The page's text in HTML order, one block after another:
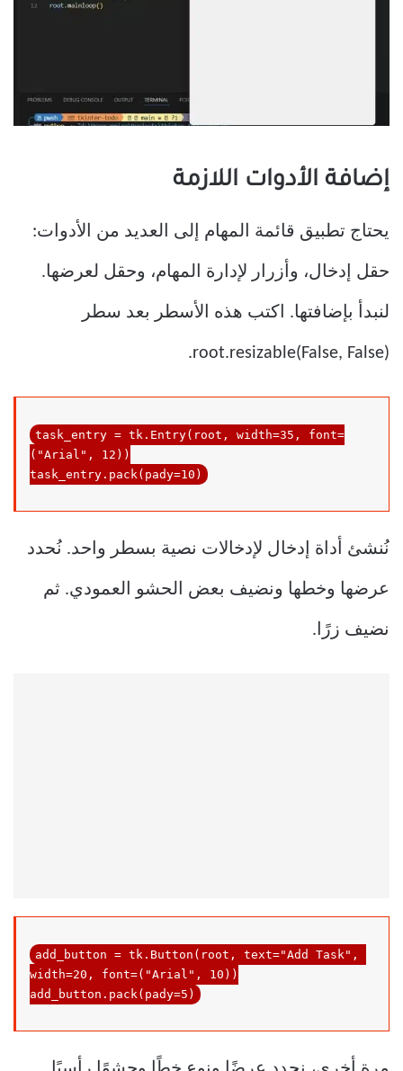
إضافة الأدوات اللازمة
يحتاج تطبيق قائمة المهام إلى العديد من الأدوات:
حقل إدخال، وأزرار لإدارة المهام، وحقل لعرضها.
لنبدأ بإضافتها. اكتب هذه الأسطر بعد سطر
root.resizable(False, False).
task_entry = tk.Entry(root, width=35 , font=
( "Arial" , 12 ))
task_entry.pack(pady=10)
نُنشئ أداة إدخال لإدخالات نصية بسطر واحد. نُحدد
عرضها وخطها ونضيف بعض الحشو العمودي. ثم
نضيف زرًا.
add_button = tk.Button(root, text="Add Task" ,
width=20 , font=( "Arial" , 10 ))
add_button.pack(pady=5)